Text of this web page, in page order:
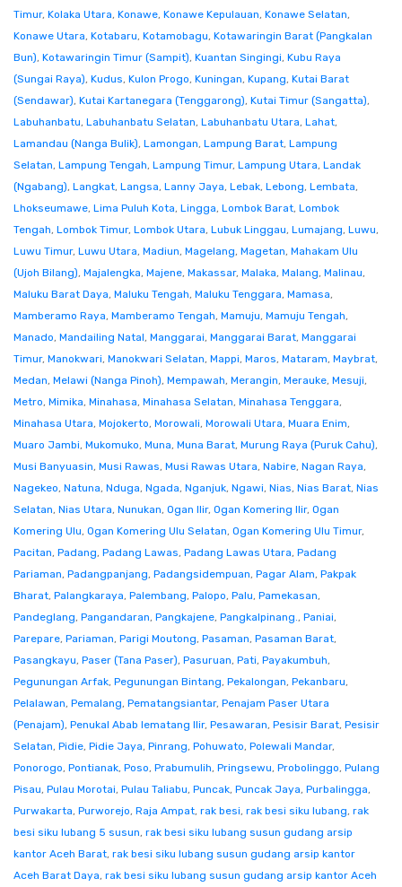
Timur, Kolaka Utara, Konawe, Konawe Kepulauan, Konawe Selatan,
Konawe Utara, Kotabaru, Kotamobagu, Kotawaringin Barat (Pangkalan
Bun), Kotawaringin Timur (Sampit), Kuantan Singingi, Kubu Raya
(Sungai Raya), Kudus, Kulon Progo, Kuningan, Kupang, Kutai Barat
(Sendawar), Kutai Kartanegara (Tenggarong), Kutai Timur (Sangatta),
Labuhanbatu, Labuhanbatu Selatan, Labuhanbatu Utara, Lahat,
Lamandau (Nanga Bulik), Lamongan, Lampung Barat, Lampung
Selatan, Lampung Tengah, Lampung Timur, Lampung Utara, Landak
(Ngabang), Langkat, Langsa, Lanny Jaya, Lebak, Lebong, Lembata,
Lhokseumawe, Lima Puluh Kota, Lingga, Lombok Barat, Lombok
Tengah, Lombok Timur, Lombok Utara, Lubuk Linggau, Lumajang, Luwu,
Luwu Timur, Luwu Utara, Madiun, Magelang, Magetan, Mahakam Ulu
(Ujoh Bilang), Majalengka, Majene, Makassar, Malaka, Malang, Malinau,
Maluku Barat Daya, Maluku Tengah, Maluku Tenggara, Mamasa,
Mamberamo Raya, Mamberamo Tengah, Mamuju, Mamuju Tengah,
Manado, Mandailing Natal, Manggarai, Manggarai Barat, Manggarai
Timur, Manokwari, Manokwari Selatan, Mappi, Maros, Mataram, Maybrat,
Medan, Melawi (Nanga Pinoh), Mempawah, Merangin, Merauke, Mesuji,
Metro, Mimika, Minahasa, Minahasa Selatan, Minahasa Tenggara,
Minahasa Utara, Mojokerto, Morowali, Morowali Utara, Muara Enim,
Muaro Jambi, Mukomuko, Muna, Muna Barat, Murung Raya (Puruk Cahu),
Musi Banyuasin, Musi Rawas, Musi Rawas Utara, Nabire, Nagan Raya,
Nagekeo, Natuna, Nduga, Ngada, Nganjuk, Ngawi, Nias, Nias Barat, Nias
Selatan, Nias Utara, Nunukan, Ogan Ilir, Ogan Komering Ilir, Ogan
Komering Ulu, Ogan Komering Ulu Selatan, Ogan Komering Ulu Timur,
Pacitan, Padang, Padang Lawas, Padang Lawas Utara, Padang
Pariaman, Padangpanjang, Padangsidempuan, Pagar Alam, Pakpak
Bharat, Palangkaraya, Palembang, Palopo, Palu, Pamekasan,
Pandeglang, Pangandaran, Pangkajene, Pangkalpinang., Paniai,
Parepare, Pariaman, Parigi Moutong, Pasaman, Pasaman Barat,
Pasangkayu, Paser (Tana Paser), Pasuruan, Pati, Payakumbuh,
Pegunungan Arfak, Pegunungan Bintang, Pekalongan, Pekanbaru,
Pelalawan, Pemalang, Pematangsiantar, Penajam Paser Utara
(Penajam), Penukal Abab lematang Ilir, Pesawaran, Pesisir Barat, Pesisir
Selatan, Pidie, Pidie Jaya, Pinrang, Pohuwato, Polewali Mandar,
Ponorogo, Pontianak, Poso, Prabumulih, Pringsewu, Probolinggo, Pulang
Pisau, Pulau Morotai, Pulau Taliabu, Puncak, Puncak Jaya, Purbalingga,
Purwakarta, Purworejo, Raja Ampat, rak besi, rak besi siku lubang, rak
besi siku lubang 5 susun, rak besi siku lubang susun gudang arsip
kantor Aceh Barat, rak besi siku lubang susun gudang arsip kantor
Aceh Barat Daya, rak besi siku lubang susun gudang arsip kantor Aceh